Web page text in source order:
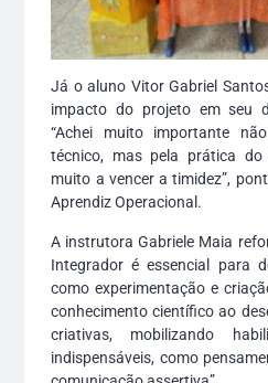
Já o aluno Vitor Gabriel
impacto do projeto em seu
“Achei muito importante
técnico, mas pela prática
muito a vencer a timidez”,
Aprendiz Operacional.
A instrutora Gabriele Maia
Integrador é essencial para
como experimentação e
conhecimento científico ao
criativas, mobilizando
indispensáveis, como